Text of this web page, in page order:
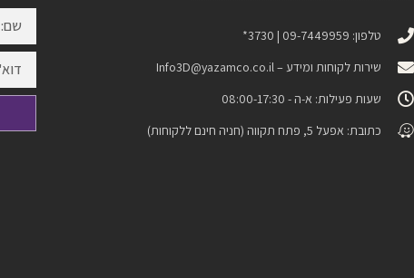
טלפון: 09-7449959 | 3730*
שירות לקוחות ומידע –Info3D@yazamco.co.il
שעות פעילות: א-ה - 08:00-17:30
כתובת: אפעל 5, פתח תקווה (חניה חינם ללקוחות)